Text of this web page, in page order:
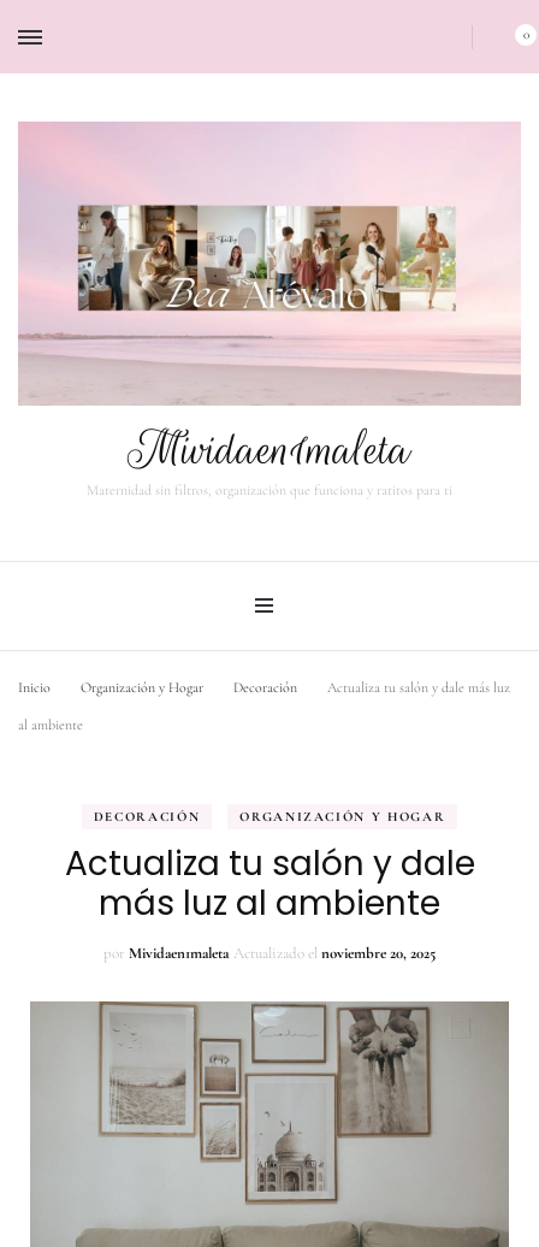
0
Mividaen1maleta
Maternidad sin filtros, organización que funciona y ratitos para ti
Inicio Organización y Hogar Decoración Actualiza tu salón y dale más luz
al ambiente
DECORACIÓN ORGANIZACIÓN Y HOGAR
Actualiza tu salón y dale
más luz al ambiente
por Mividaen1maleta Actualizado el noviembre 20, 2025